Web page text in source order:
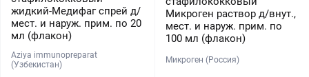
жидкий-Медифаг спрей д/
мест. и наруж. прим. по 20
мл (флакон)
Aziya immunopreparat
(Узбекистан)
Микроген раствор д/внут.,
мест. и наруж. прим. по
100 мл (флакон)
Микроген (Россия)